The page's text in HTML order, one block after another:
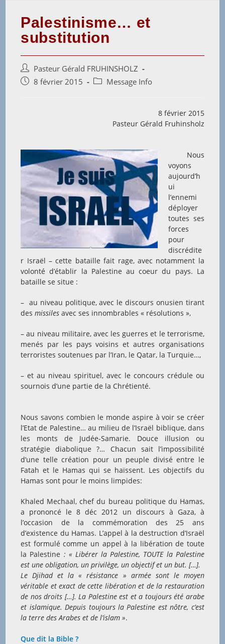
Palestinisme… et
substitution
Auteur/autrice
de
Pasteur Gérald FRUHINSHOLZ
Post8 février 2015
PostMessage Info
8 février 2015
Pasteur Gérald Fruhinsholz
Nous
voyons
aujourd’h
ui
l’ennemi
déployer
toutes ses
forces
pour
discrédite
r Israël – cette bataille fait rage, avec notamment la
volonté d’établir la Palestine au coeur du pays. La
bataille se situe :
– au niveau politique, avec le discours onusien tirant
desmissiles avec ses innombrables « résolutions »,
– au niveau militaire, avec les guerres et le terrorisme,
menés par les pays voisins et autres organisations
terroristes soutenues par l’Iran, le Qatar, la Turquie…,
– et au niveau spirituel, avec le concours crédule ou
sournois d’une partie de la Chrétienté.
Nous savons combien le monde aspire à voir se créer
l’Etat de Palestine… au milieu de l’Israël biblique, dans
les monts de Judée-Samarie. Douce illusion ou
stratégie diabolique ?… Chacun sait l’impossibilité
d’une telle création pour un peuple divisé entre le
Fatah et le Hamas qui se haïssent. Les objectifs du
Hamas sont pour le moins limpides:
Khaled Mechaal, chef du bureau politique du Hamas,
a prononcé le 8 déc 2012 un discours à Gaza, à
l’occasion de la commémoration des 25 ans
d’existence du Hamas. L’appel à la destruction d’Israël
est formulé comme un appel à la libération de toute
la Palestine : « Libérer la Palestine, TOUTE la Palestine
est une obligation, un privilège, un objectif et un but. […].
Le Djihad et la « résistance » armée sont le moyen
véritable et exact de cette libération et de la restauration
de nos droits […]. La Palestine est et a toujours été arabe
et islamique. Depuis toujours la Palestine est nôtre, c’est
la terre des Arabes et de l’islam ».
Que dit la Bible ?